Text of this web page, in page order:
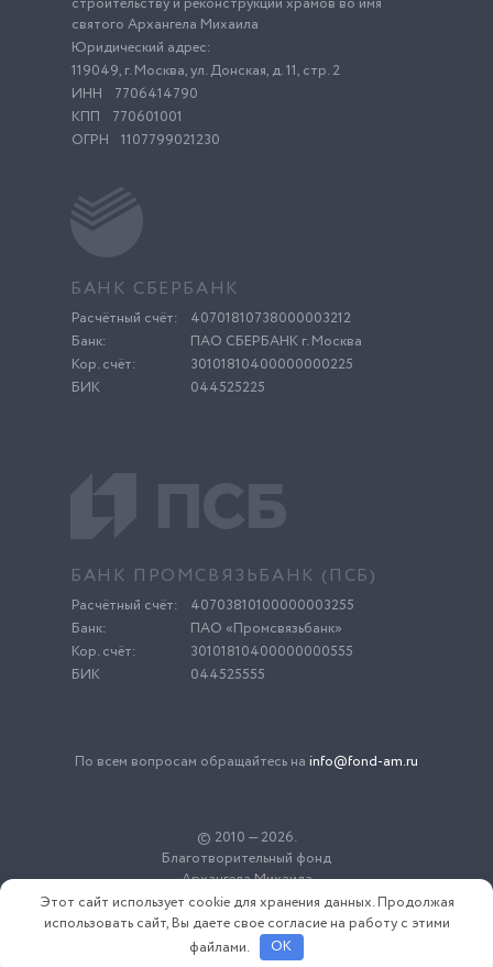
святого Архангела Михаила
Юридический адрес:
119049, г. Москва, ул. Донская, д. 11, стр. 2
ИНН
7706414790
КПП
770601001
ОГРН
1107799021230
БАНК СБЕРБАНК
Расчётный счёт:
40701810738000003212
Банк:
ПАО СБЕРБАНК г. Москва
Кор. счёт:
30101810400000000225
БИК
044525225
БАНК ПРОМСВЯЗЬБАНК (ПСБ)
Расчётный счёт:
40703810100000003255
Банк:
ПАО «Промсвязьбанк»
Кор. счёт:
30101810400000000555
БИК
044525555
© 2010 — 2026.
Благотворительный фонд
Архангела Михаила
По всем вопросам обращайтесь на info@fond-am.ru
Этот сайт использует cookie для хранения данных. Продолжая
использовать сайт, Вы даете свое согласие на работу с этими
файлами.
OK